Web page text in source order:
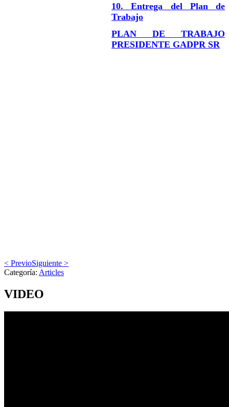
10. Entrega del Plan de
Trabajo
PLAN DE TRABAJO
PRESIDENTE GADPR SR
< PrevioSiguiente >
Categoría: Articles
VIDEO